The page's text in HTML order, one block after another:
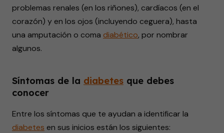
problemas renales (en los riñones), cardíacos (en el
corazón) y en los ojos (incluyendo ceguera), hasta
una amputación o coma diabético, por nombrar
algunos.
Síntomas de la diabetes que debes
conocer
Entre los síntomas que te ayudan a identificar la
diabetes en sus inicios están los siguientes: